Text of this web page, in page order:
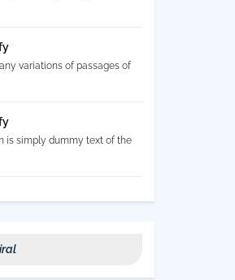
variations of passages of
is simply dummy text of the